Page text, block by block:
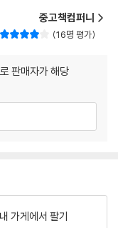
중고책컴퍼니
16명 평가
판매자가 해당
내 가게에서 팔기